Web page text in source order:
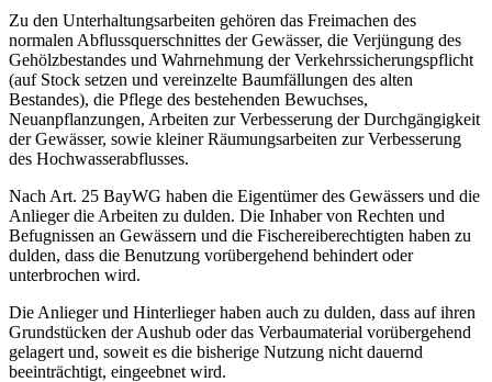
Zu den Unterhaltungsarbeiten gehören das Freimachen des
normalen Abflussquerschnittes der Gewässer, die Verjüngung des
Gehölzbestandes und Wahrnehmung der Verkehrssicherungspflicht
(auf Stock setzen und vereinzelte Baumfällungen des alten
Bestandes), die Pflege des bestehenden Bewuchses,
Neuanpflanzungen, Arbeiten zur Verbesserung der Durchgängigkeit
der Gewässer, sowie kleiner Räumungsarbeiten zur Verbesserung
des Hochwasserabflusses.
Nach Art. 25 BayWG haben die Eigentümer des Gewässers und die
Anlieger die Arbeiten zu dulden. Die Inhaber von Rechten und
Befugnissen an Gewässern und die Fischereiberechtigten haben zu
dulden, dass die Benutzung vorübergehend behindert oder
unterbrochen wird.
Die Anlieger und Hinterlieger haben auch zu dulden, dass auf ihren
Grundstücken der Aushub oder das Verbaumaterial vorübergehend
gelagert und, soweit es die bisherige Nutzung nicht dauernd
beeinträchtigt, eingeebnet wird.